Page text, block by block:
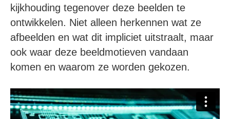
kijkhouding tegenover deze beelden te
ontwikkelen. Niet alleen herkennen wat ze
afbeelden en wat dit impliciet uitstraalt, maar
ook waar deze beeldmotieven vandaan
komen en waarom ze worden gekozen.